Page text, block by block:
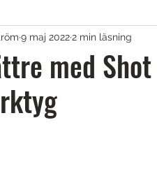
Bagar & Vagnar
irons
med
9 maj 20222 min läsning